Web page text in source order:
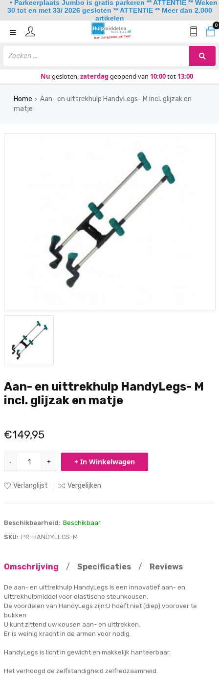
0
Nu gesloten,zaterdaggeopend van 10:00tot 13:00
Home
Keuken
Home › Aan- en uittrekhulp HandyLegs- M incl. glijzak en
matje
Aan- en uittrekhulp HandyLegs- M
incl. glijzak en matje
€149,95
- + + In Winkelwagen
Verlanglijst Vergelijken
Beschikbaarheid: Beschikbaar
SKU: PR-HANDYLEGS-M
Omschrijving / Specificaties / Reviews
De aan- en uittrekhulp HandyLegs is een innovatief aan- en
uittrekhulpmiddel voor elastische steunkousen.
De voordelen van HandyLegs zijn:U hoeft niet (diep) voorover te
bukken.
U kunt zittend uw kousen aan- en uittrekken.
Er is weinig kracht in de armen voor nodig.
HandyLegs is licht in gewicht en makkelijk hanteerbaar.
Het verhoogd de zelfstandigheid zelfredzaamheid.
• Parkeerplaats Jumbo is gratis parkeren ** ATTENTIE ** Weken
30 tot en met 33/ 2026 gesloten ** ATTENTIE ** Meer dan 2.000
artikelen